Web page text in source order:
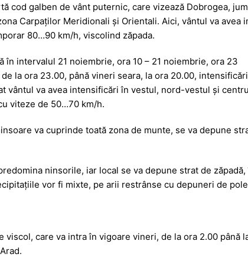
cod galben de vânt puternic, care vizează Dobrogea,
Carpaților Meridionali și Orientali. Aici, vântul va avea
80…90 km/h, viscolind zăpada.
intervalul 21 noiembrie, ora 10 – 21 noiembrie, ora 23
la ora 23.00, până vineri seara, la ora 20.00,
vântul va avea intensificări în vestul, nord-vestul și
viteze de 50…70 km/h.
va cuprinde toată zona de munte, se va depune
ninsorile, iar local se va depune strat de
vor fi mixte, pe arii restrânse cu depuneri de
care va intra în vigoare vineri, de la ora 2.00 până